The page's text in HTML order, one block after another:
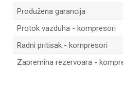
Produžena garancija
Protok vazduha - kompresori
Radni pritisak - kompresori
Zapremina rezervoara -